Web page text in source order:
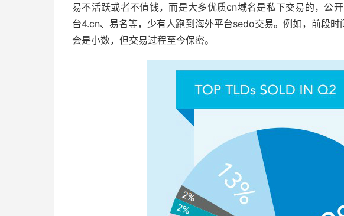
易不活跃或者不值钱，而是大多优质cn域名是私下交易的，公
台4.cn、易名等，少有人跑到海外平台sedo交易。例如，前段
会是小数，但交易过程至今保密。